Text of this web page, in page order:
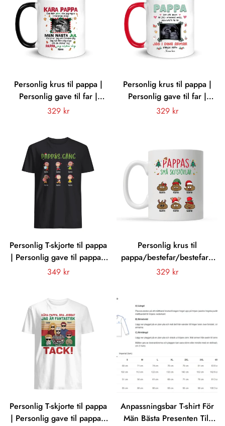
Personlig krus til pappa |
Personlig gave til far |
Kjære pappa Denne julen
Vanligt
329 kr
Personlig krus til pappa |
Personlig gave til far |
Pappa, denne julen er jeg i
Vanligt
329 kr
Personlig T-skjorte til pappa
| Personlig gave til pappa |
Pappa gjengen
Vanligt
349 kr
Personlig krus til
pappa/bestefar/bestefar |
Personlig gave til far/
små drittstøvler
Vanligt
329 kr
Personlig T-skjorte til pappa
| Personlig gave til pappa |
Anpassningsbar T-shirt För
Män Bästa Presenten Till